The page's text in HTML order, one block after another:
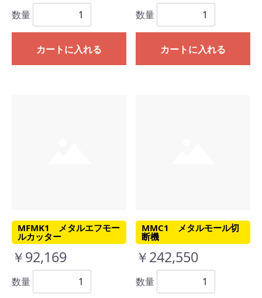
数量
カートに入れる
数量
カートに入れる
MFMK1 メタルエフモー
ルカッター
￥92,169
数量
MMC1 メタルモール切
断機
￥242,550
数量